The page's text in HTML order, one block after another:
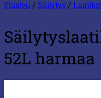
Etusivu / Säilytys /
52L harmaa